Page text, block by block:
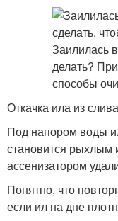
Откачка ила из
Под напором воды
становится рыхлым
ассенизатором
Понятно, что
если ил на дне